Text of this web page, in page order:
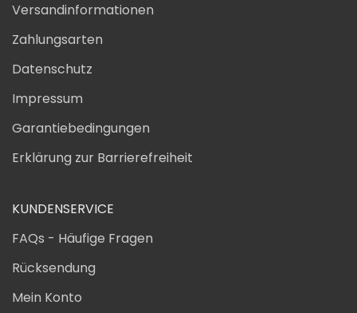
Versandinformationen
Zahlungsarten
Datenschutz
Impressum
Garantiebedingungen
Erklärung zur Barrierefreiheit
KUNDENSERVICE
FAQs - Häufige Fragen
Rücksendung
Mein Konto